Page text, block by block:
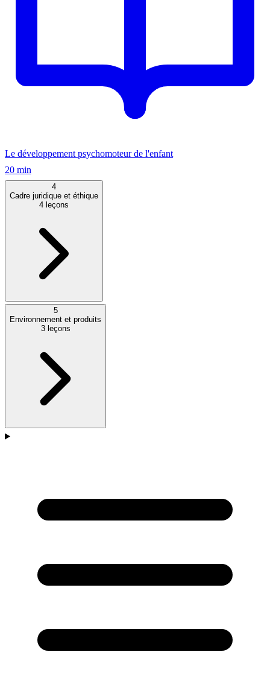
Le développement psychomoteur de l'enfant
20 min
4
Cadre juridique et éthique
4 leçons
5
Environnement et produits
3leçons